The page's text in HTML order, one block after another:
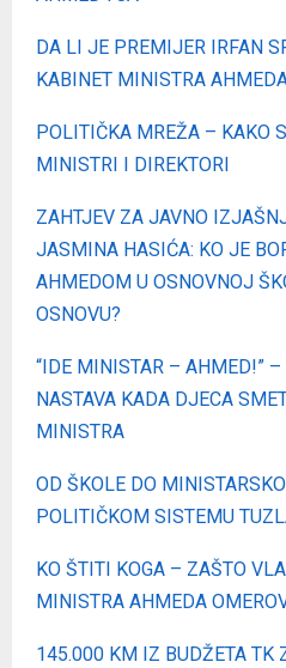
DA LI JE PREMIJER IRFAN
KABINET MINISTRA
POLITIČKA MREŽA – KAKO
MINISTRI I DIREKTORI
ZAHTJEV ZA JAVNO
JASMINA HASIĆA: KO JE
AHMEDOM U OSNOVNOJ
OSNOVU?
“IDE MINISTAR – AHMED!”
NASTAVA KADA DJECA
MINISTRA
OD ŠKOLE DO
POLITIČKOM SISTEMU
KO ŠTITI KOGA – ZAŠTO
MINISTRA AHMEDA
145.000 KM IZ BUDŽETA TK